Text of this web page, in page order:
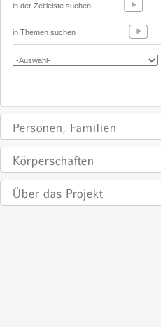
in der Zeitleiste suchen
in Themen suchen